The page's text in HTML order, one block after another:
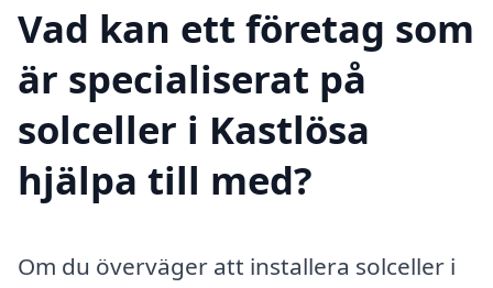
Vad kan ett företag som
är specialiserat på
solceller i Kastlösa
hjälpa till med?
Om du överväger att installera solceller i